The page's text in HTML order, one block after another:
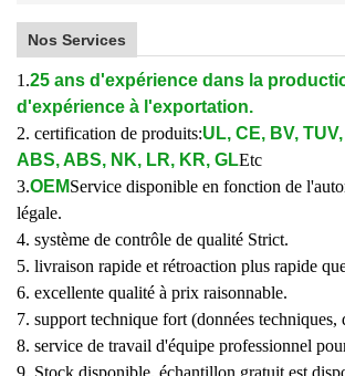
Nos Services
1.25 ans d'expérience dans la
d'expérience à l'exportation.
2. certification de produits:UL, CE, BV,
ABS, ABS, NK, LR, KR, GLEtc
3.OEMService disponible en fonction de
légale.
4. système de contrôle de qualité Strict.
5. livraison rapide et rétroaction plus rapide
6. excellente qualité à prix raisonnable.
7. support technique fort (données techniques,
8. service de travail d'équipe professionnel
9. Stock disponible, échantillon gratuit est